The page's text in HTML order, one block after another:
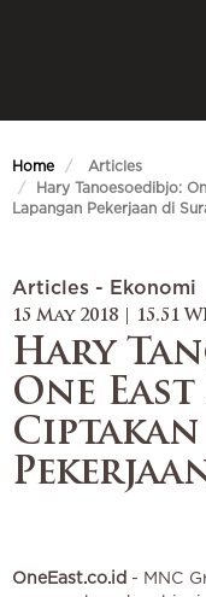
Home
Articles
Hary Tanoesoedibjo:
Lapangan Pekerjaan di
Articles - Ekonomi
15 May 2018 | 15.51
Hary
One
OneEast.co.id - MNC